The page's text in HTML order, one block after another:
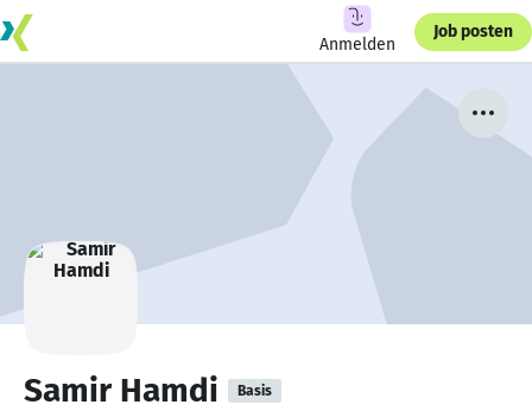
Anmelden
Job posten
Samir Hamdi Basis